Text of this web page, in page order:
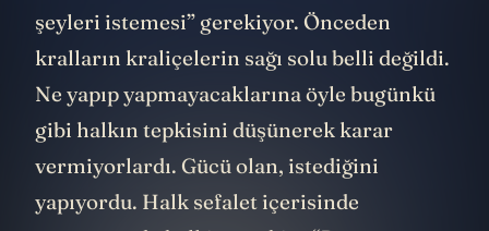
şeyleri istemesi” gerekiyor. Önceden
kralların kraliçelerin sağı solu belli değildi.
Ne yapıp yapmayacaklarına öyle bugünkü
gibi halkın tepkisini düşünerek karar
vermiyorlardı. Gücü olan, istediğini
yapıyordu. Halk sefalet içerisinde